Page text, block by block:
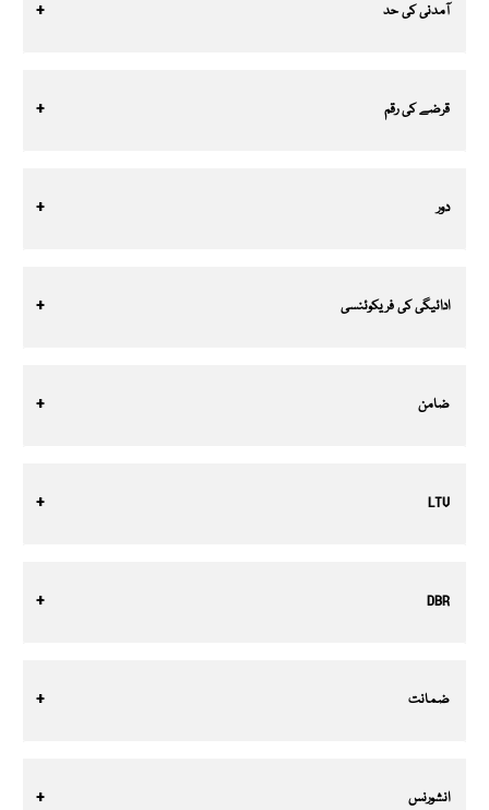
آمدنی کی حد
قرضے کی رقم
دور
ادائیگی کی فریکوئنسی
ضامن
LTV
DBR
ضمانت
انشورنس